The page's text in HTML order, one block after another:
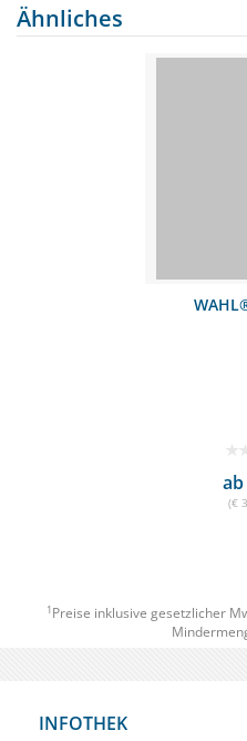
Ähnliches
WAHL®
ab
(€
1 Preise inklusive gesetzlicher
INFOTHEK